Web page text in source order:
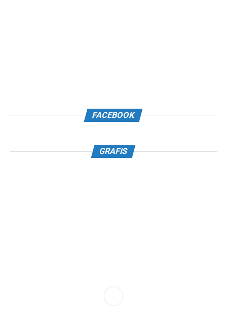
FACEBOOK
GRAFIS